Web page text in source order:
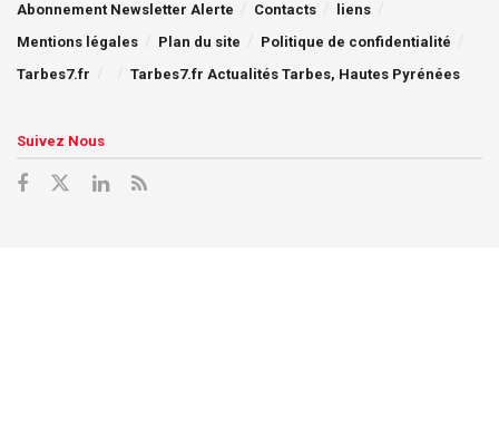
Abonnement Newsletter Alerte Contacts
liens
Mentions légales
Plan du site
Politique de confidentialité
Tarbes7.fr
Tarbes7.fr Actualités Tarbes, Hautes Pyrénées
Suivez Nous